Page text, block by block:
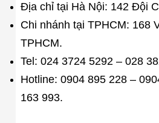
Địa chỉ tại Hà Nội: 142 Đội
Chi nhánh tại TPHCM: 168
TPHCM.
Tel: 024 3724 5292 – 028
Hotline: 0904 895 228 –
163 993.